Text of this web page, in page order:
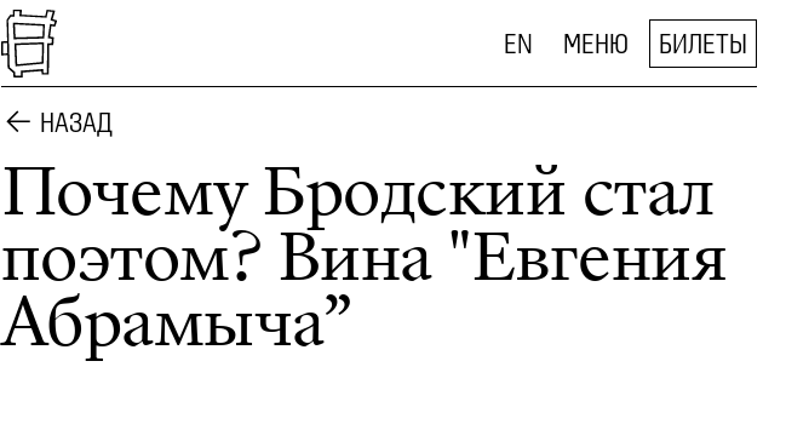
EN МЕНЮ БИЛЕТЫ
НАЗАД
Почему Бродский стал
поэтом? Вина "Евгения
Абрамыча”